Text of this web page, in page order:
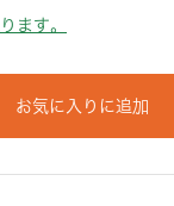
ます。
お気に入りに追加